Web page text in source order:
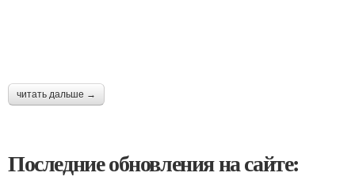
читать дальше →
Последние обновления на сайте: